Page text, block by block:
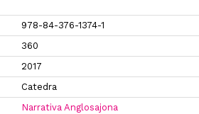
978-84-376-1374-1
360
2017
Catedra
Narrativa Anglosajona